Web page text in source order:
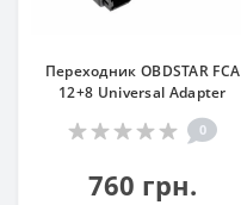
Переходник OBDSTAR FCA
12+8 Universal Adapter
0
760 грн.